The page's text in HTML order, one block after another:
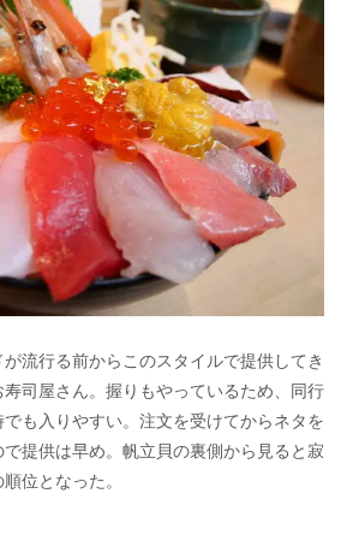
が流行る前からこのスタイルで提供してき
司屋さん。握りもやっているため、同行
も入りやすい。注文を受けてからネタを
提供は早め。帆立貝の裏側から見ると寂
位となった。